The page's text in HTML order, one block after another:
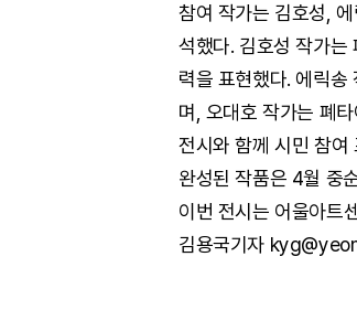
참여 작가는 김호성,
석했다. 김호성 작가는
력을 표현했다. 에릭송
며, 오대호 작가는 폐
전시와 함께 시민 참여
완성된 작품은 4월 중
이번 전시는 어울아트
김용국기자